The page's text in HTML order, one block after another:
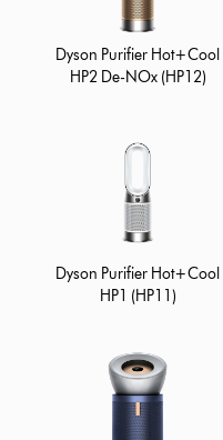
Dyson Purifier Hot+Cool
HP2 De-NOx (HP12)
Dyson Purifier Hot+Cool
HP1 (HP11)